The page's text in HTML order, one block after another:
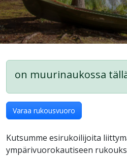
on muurinaukossa
Varaa rukousvuoro
Kutsumme esirukoilijoita
ympärivuorokautiseen